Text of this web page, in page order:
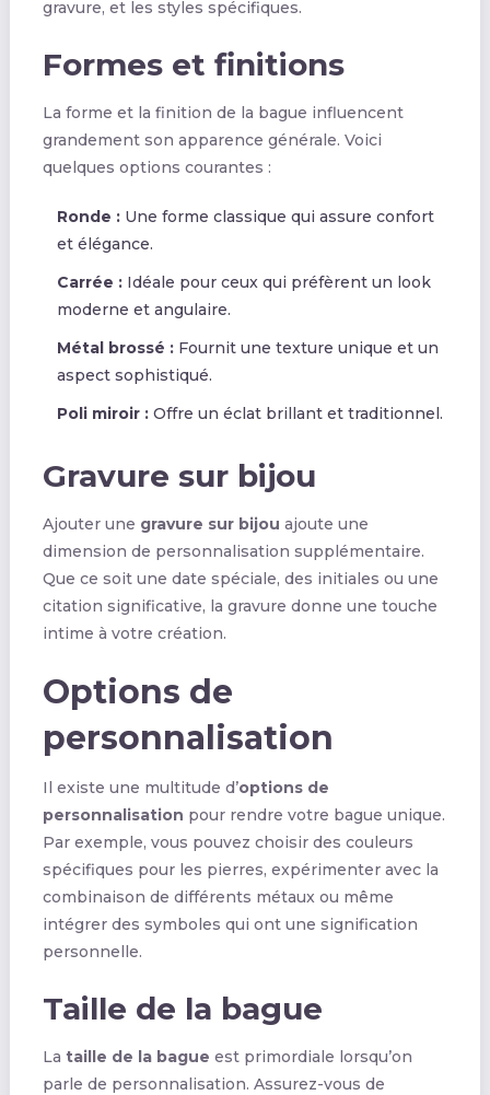
gravure, et les styles spécifiques.
Formes et finitions
La forme et la finition de la bague influencent
grandement son apparence générale. Voici
quelques options courantes :
Ronde :Une forme classique qui assure confort
et élégance.
Carrée :Idéale pour ceux qui préfèrent un look
moderne et angulaire.
Métal brossé :Fournit une texture unique et un
aspect sophistiqué.
Poli miroir :Offre un éclat brillant et traditionnel.
Gravure sur bijou
Ajouter une gravure sur bijou ajoute une
dimension de personnalisation supplémentaire.
Que ce soit une date spéciale, des initiales ou une
citation significative, la gravure donne une touche
intime à votre création.
Options de
personnalisation
Il existe une multitude d’options de
personnalisation pour rendre votre bague unique.
Par exemple, vous pouvez choisir des couleurs
spécifiques pour les pierres, expérimenter avec la
combinaison de différents métaux ou même
intégrer des symboles qui ont une signification
personnelle.
Taille de la bague
La taille de la bague est primordiale lorsqu’on
parle de personnalisation. Assurez-vous de